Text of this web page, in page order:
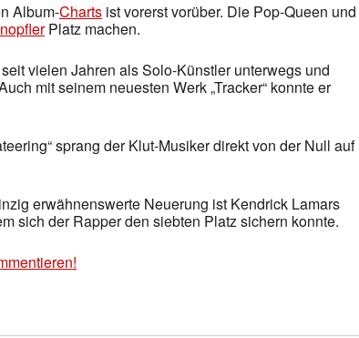
Album-Charts ist vorerst vorüber. Die Pop-Queen und
Platz machen.
vielen Jahren als Solo-Künstler unterwegs und
mit seinem neuesten Werk „Tracker“ konnte er
sprang der Klut-Musiker direkt von der Null auf
erwähnenswerte Neuerung ist Kendrick Lamars
sich der Rapper den siebten Platz sichern konnte.